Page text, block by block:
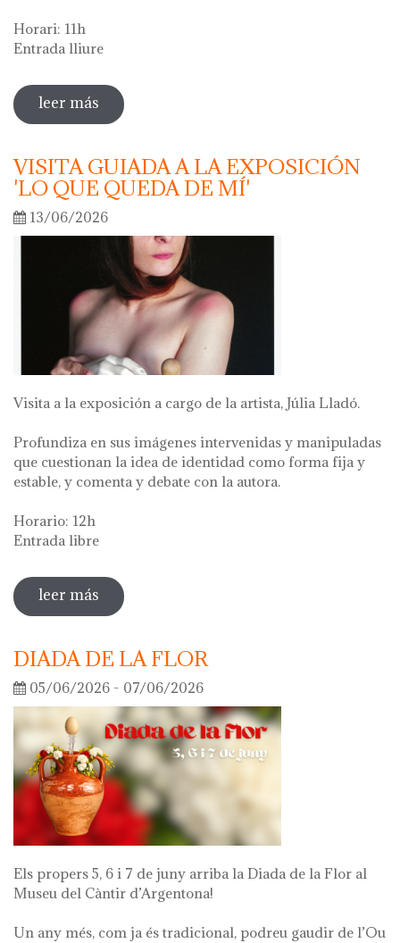
Horari: 11h
Entrada lliure
leer más sobre visita guiada a l'exposició 'anar a la
font'
VISITA GUIADA A LA EXPOSICIÓN
'LO QUE QUEDA DE MÍ'
13/06/2026
Visita a la exposición a cargo de la artista, Júlia Lladó.
Profundiza en sus imágenes intervenidas y manipuladas
que cuestionan la idea de identidad como forma fija y
estable, y comenta y debate con la autora.
Horario: 12h
Entrada libre
leer más sobre visita guiada a la exposición 'lo
que queda de mí'
DIADA DE LA FLOR
05/06/2026 - 07/06/2026
Els propers 5, 6 i 7 de juny arriba la Diada de la Flor al
Museu del Càntir d’Argentona!
Un any més, com ja és tradicional, podreu gaudir de l’Ou